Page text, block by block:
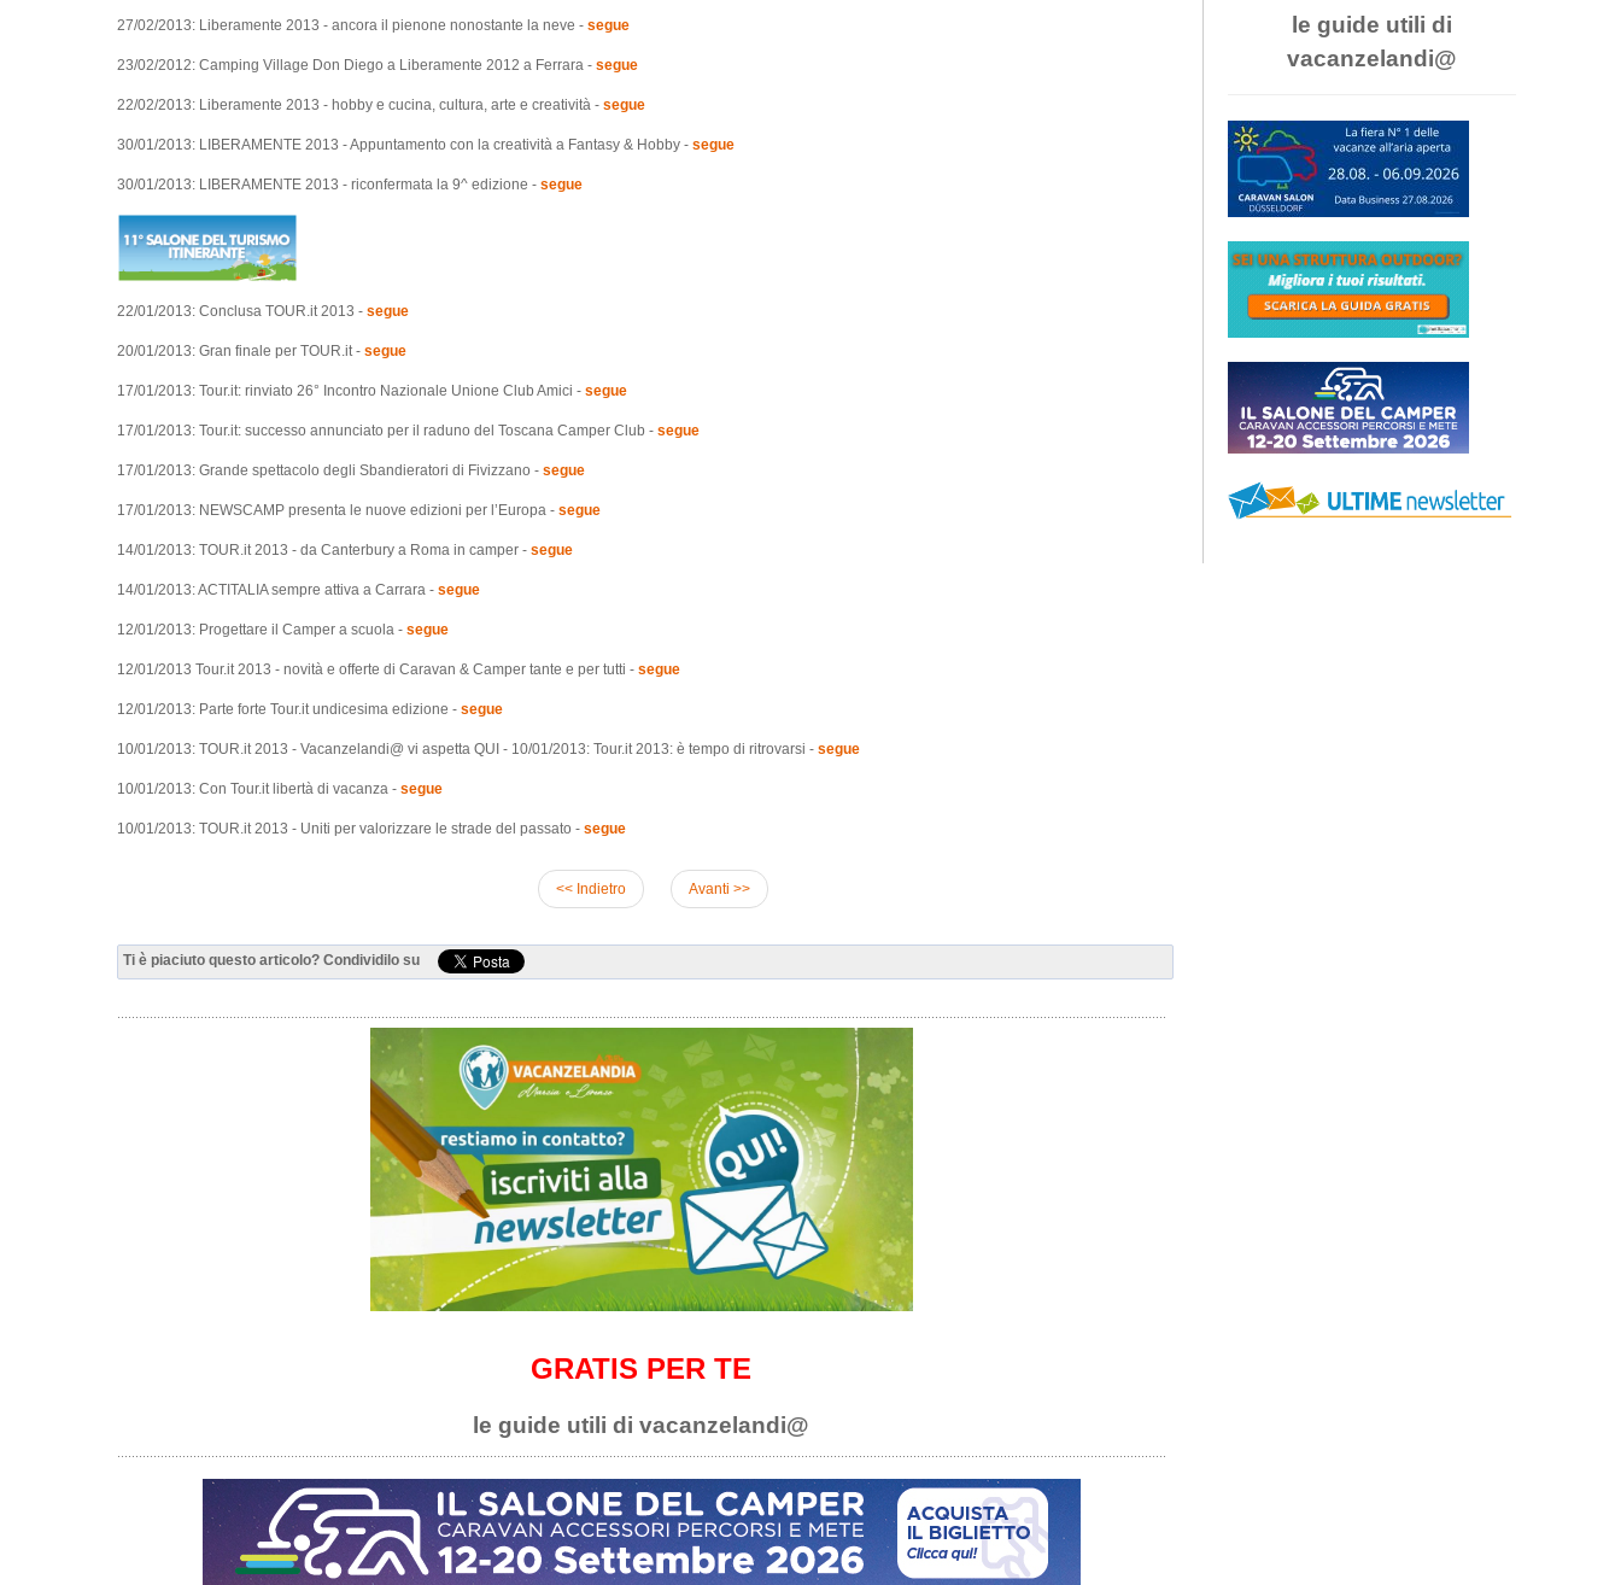
27/02/2013: Liberamente 2013 - ancora il pienone nonostante la neve - segue
23/02/2012: Camping Village Don Diego a Liberamente 2012 a Ferrara - segue
22/02/2013: Liberamente 2013 - hobby e cucina, cultura, arte e creatività - segue
30/01/2013: LIBERAMENTE 2013 - Appuntamento con la creatività a Fantasy & Hobby - segue
30/01/2013: LIBERAMENTE 2013 - riconfermata la 9^ edizione - segue
22/01/2013: Conclusa TOUR.it 2013 - segue
20/01/2013: Gran finale per TOUR.it - segue
17/01/2013: Tour.it: rinviato 26° Incontro Nazionale Unione Club Amici - segue
17/01/2013: Tour.it: successo annunciato per il raduno del Toscana Camper Club - segue
17/01/2013: Grande spettacolo degli Sbandieratori di Fivizzano - segue
17/01/2013: NEWSCAMP presenta le nuove edizioni per l’Europa - segue
14/01/2013: TOUR.it 2013 - da Canterbury a Roma in camper - segue
14/01/2013: ACTITALIA sempre attiva a Carrara - segue
12/01/2013: Progettare il Camper a scuola - segue
12/01/2013 Tour.it 2013 - novità e offerte di Caravan & Camper tante e per tutti - segue
12/01/2013: Parte forte Tour.it undicesima edizione - segue
10/01/2013: TOUR.it 2013 - Vacanzelandi@ vi aspetta QUI - 10/01/2013: Tour.it 2013: è tempo di ritrovarsi - segue
10/01/2013: Con Tour.it libertà di vacanza - segue
10/01/2013: TOUR.it 2013 - Uniti per valorizzare le strade del passato - segue
<< Indietro Avanti >>
Ti è piaciuto questo articolo? Condividilo su
GRATIS PER TE
le guide utili di vacanzelandi@
le guide utili di
vacanzelandi@